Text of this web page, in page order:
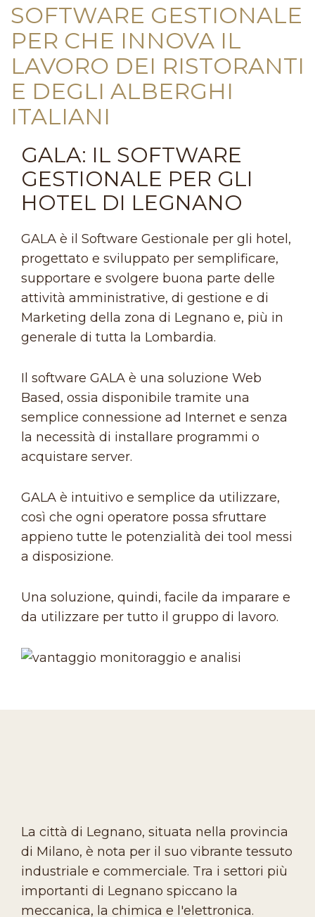
SOFTWARE GESTIONALE
PER CHE INNOVA IL
LAVORO DEI RISTORANTI
E DEGLI ALBERGHI
ITALIANI
GALA: IL SOFTWARE
GESTIONALE PER GLI
HOTEL DI LEGNANO
GALA è il Software Gestionale per gli hotel,
progettato e sviluppato per semplificare,
supportare e svolgere buona parte delle
attività amministrative, di gestione e di
Marketing della zona di Legnano e, più in
generale di tutta la Lombardia.
Il software GALA è una soluzione Web
Based, ossia disponibile tramite una
semplice connessione ad Internet e senza
la necessità di installare programmi o
acquistare server.
GALA è intuitivo e semplice da utilizzare,
così che ogni operatore possa sfruttare
appieno tutte le potenzialità dei tool messi
a disposizione.
Una soluzione, quindi, facile da imparare e
da utilizzare per tutto il gruppo di lavoro.
La città di Legnano, situata nella provincia
di Milano, è nota per il suo vibrante tessuto
industriale e commerciale. Tra i settori più
importanti di Legnano spiccano la
meccanica, la chimica e l'elettronica.